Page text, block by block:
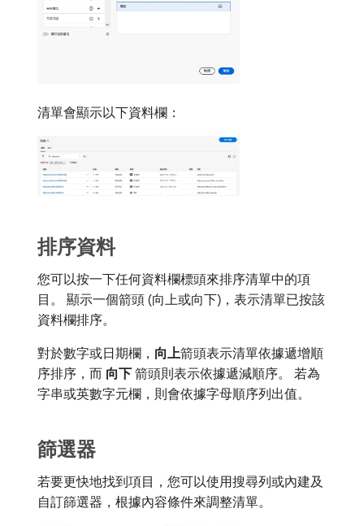
清單會顯示以下資料欄：
排序資料
您可以按一下任何資料欄標頭來排序清單中的項
目。 顯示一個箭頭 (向上或向下)，表示清單已按該
資料欄排序。
對於數字或日期欄， 向上​箭頭表示清單依據遞增順
序排序，而​ 向下 ​箭頭則表示依據遞減順序。 若為
字串或英數字元欄，則會依據字母順序列出值。
篩選器
若要更快地找到項目，您可以使用搜尋列或內建及
自訂篩選器，根據內容條件來調整清單。